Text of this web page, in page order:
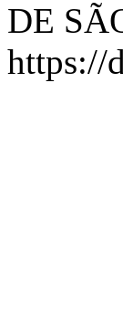
DE
https://